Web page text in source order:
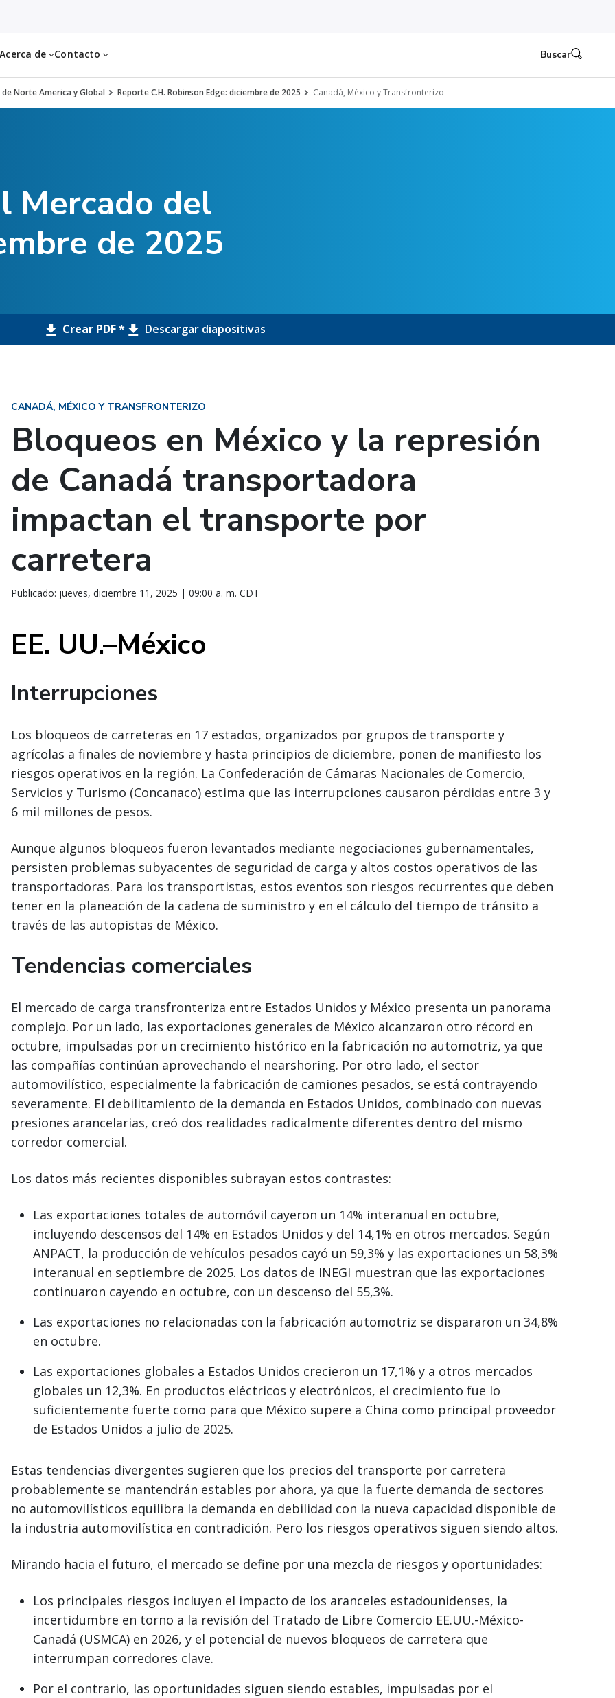
Acerca de Contacto Buscar
Norte America y Global Reporte C.H. Robinson Edge: diciembre de 2025 Canadá, México y Transfronterizo
Mercado del
de 2025
Crear PDF * Descargar diapositivas
CANADÁ, MÉXICO Y TRANSFRONTERIZO
Bloqueos en México y la represión
de Canadá transportadora
impactan el transporte por
carretera
Publicado: jueves, diciembre 11, 2025 | 09:00 a. m. CDT
EE. UU.–México
Interrupciones
Los bloqueos de carreteras en 17 estados, organizados por grupos de transporte y
agrícolas a finales de noviembre y hasta principios de diciembre, ponen de manifiesto los
riesgos operativos en la región. La Confederación de Cámaras Nacionales de Comercio,
Servicios y Turismo (Concanaco) estima que las interrupciones causaron pérdidas entre 3 y
6 mil millones de pesos.
Aunque algunos bloqueos fueron levantados mediante negociaciones gubernamentales,
persisten problemas subyacentes de seguridad de carga y altos costos operativos de las
transportadoras. Para los transportistas, estos eventos son riesgos recurrentes que deben
tener en la planeación de la cadena de suministro y en el cálculo del tiempo de tránsito a
través de las autopistas de México.
Tendencias comerciales
El mercado de carga transfronteriza entre Estados Unidos y México presenta un panorama
complejo. Por un lado, las exportaciones generales de México alcanzaron otro récord en
octubre, impulsadas por un crecimiento histórico en la fabricación no automotriz, ya que
las compañías continúan aprovechando el nearshoring. Por otro lado, el sector
automovilístico, especialmente la fabricación de camiones pesados, se está contrayendo
severamente. El debilitamiento de la demanda en Estados Unidos, combinado con nuevas
presiones arancelarias, creó dos realidades radicalmente diferentes dentro del mismo
corredor comercial.
Los datos más recientes disponibles subrayan estos contrastes:
Las exportaciones totales de automóvil cayeron un 14% interanual en octubre,
incluyendo descensos del 14% en Estados Unidos y del 14,1% en otros mercados. Según
ANPACT, la producción de vehículos pesados cayó un 59,3% y las exportaciones un 58,3%
interanual en septiembre de 2025. Los datos de INEGI muestran que las exportaciones
continuaron cayendo en octubre, con un descenso del 55,3%.
Las exportaciones no relacionadas con la fabricación automotriz se dispararon un 34,8%
en octubre.
Las exportaciones globales a Estados Unidos crecieron un 17,1% y a otros mercados
globales un 12,3%. En productos eléctricos y electrónicos, el crecimiento fue lo
suficientemente fuerte como para que México supere a China como principal proveedor
de Estados Unidos a julio de 2025.
Estas tendencias divergentes sugieren que los precios del transporte por carretera
probablemente se mantendrán estables por ahora, ya que la fuerte demanda de sectores
no automovilísticos equilibra la demanda en debilidad con la nueva capacidad disponible de
la industria automovilística en contradición. Pero los riesgos operativos siguen siendo altos.
Mirando hacia el futuro, el mercado se define por una mezcla de riesgos y oportunidades:
Los principales riesgos incluyen el impacto de los aranceles estadounidenses, la
incertidumbre en torno a la revisión del Tratado de Libre Comercio EE.UU.-México-
Canadá (USMCA) en 2026, y el potencial de nuevos bloqueos de carretera que
interrumpan corredores clave.
Por el contrario, las oportunidades siguen siendo estables, impulsadas por el